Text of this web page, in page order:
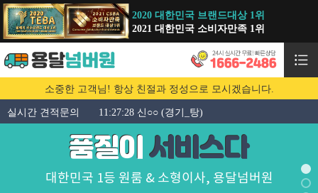
2020 대한민국 브랜드대상 1위
2021 대한민국 소비자만족 1위
소중한 고객님! 항상 친절과 정성으로 모시겠습니다.
실시간 견적문의
움 이사) 11:27:28 신○○ (경기_탕)
품질이서비스다
대한민국 1등 원룸 & 소형이사, 용달넘버원